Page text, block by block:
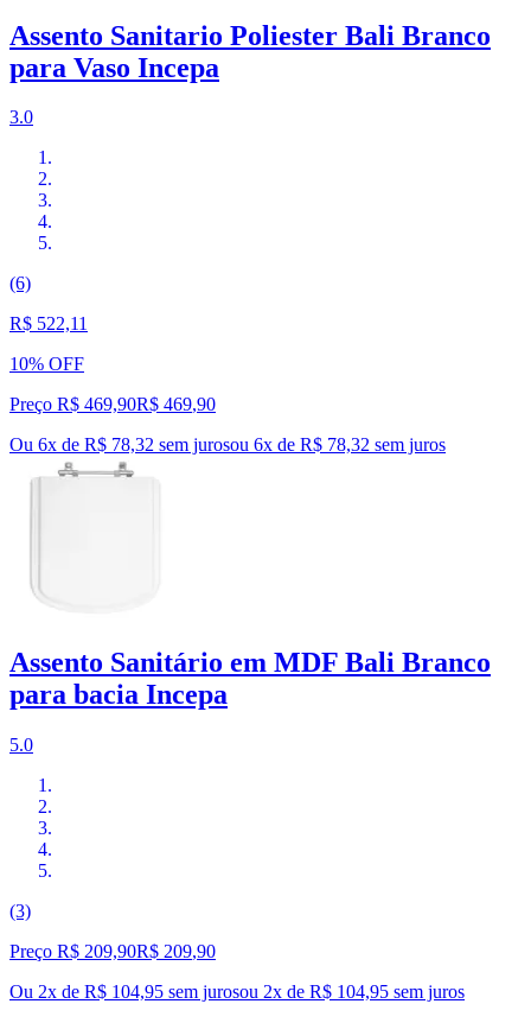
Assento Sanitario Poliester Bali Branco
para Vaso Incepa
3.0
(6)
R$ 522,11
10% OFF
Preço R$ 469,90R$ 469,90
Ou 6x de R$ 78,32 sem jurosou 6x de R$ 78,32 sem juros
Assento Sanitário em MDF Bali Branco
para bacia Incepa
5.0
(3)
Preço R$ 209,90R$ 209,90
Ou 2x de R$ 104,95 sem jurosou 2x de R$ 104,95 sem juros